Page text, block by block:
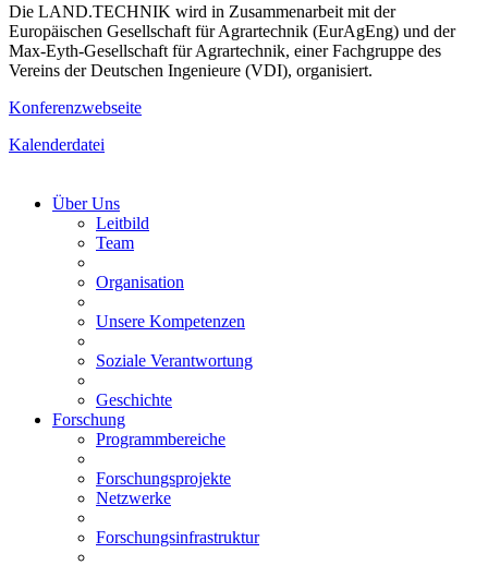
Die LAND.TECHNIK wird in Zusammenarbeit mit der
Europäischen Gesellschaft für Agrartechnik (EurAgEng) und der
Max-Eyth-Gesellschaft für Agrartechnik, einer Fachgruppe des
Vereins der Deutschen Ingenieure (VDI), organisiert.
Konferenzwebseite
Kalenderdatei
Über Uns
Leitbild
Team
Organisation
Unsere Kompetenzen
Soziale Verantwortung
Geschichte
Forschung
Programmbereiche
Forschungsprojekte
Netzwerke
Forschungsinfrastruktur